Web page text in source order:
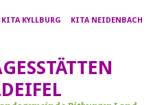
KITA KYLLBURG KITA NEIDENBACH